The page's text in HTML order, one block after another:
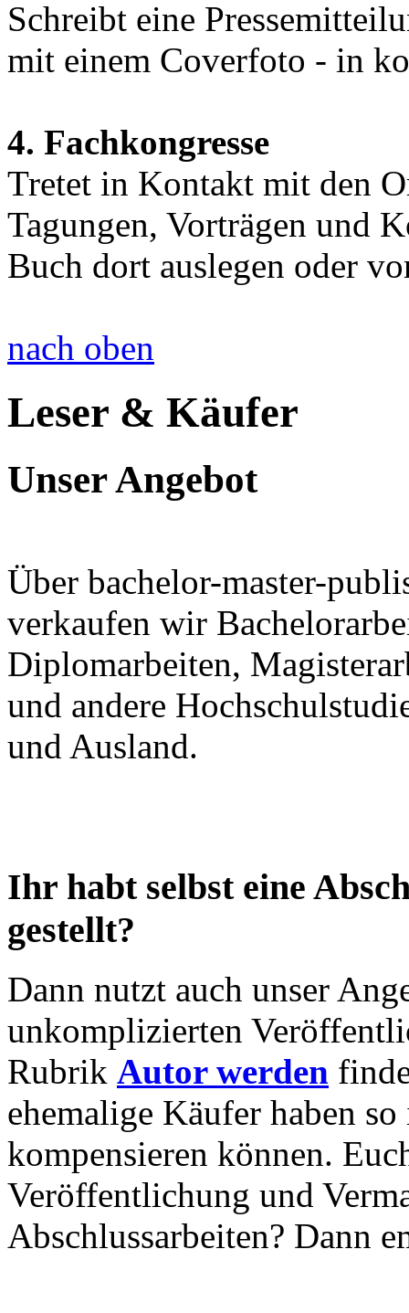
Schreibt eine
mit einem Coverfoto - in
4. Fachkongresse
Tretet in Kontakt mit den
Tagungen, Vorträgen und
Buch dort auslegen oder
nach oben
Leser & Käufer
Unser Angebot
Über bachelor-master-
verkaufen wir
Diplomarbeiten,
und andere
und Ausland.
Ihr habt selbst eine
gestellt?
Dann nutzt auch unser
unkomplizierten
Rubrik Autor werden
ehemalige Käufer haben
kompensieren können.
Veröffentlichung und
Abschlussarbeiten? Dann